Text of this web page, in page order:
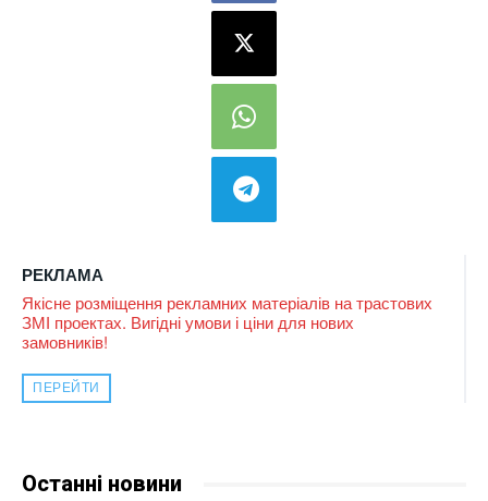
РЕКЛАМА
Якісне розміщення рекламних матеріалів на трастових
ЗМІ проектах. Вигідні умови і ціни для нових
замовників!
ПЕРЕЙТИ
Останні новини